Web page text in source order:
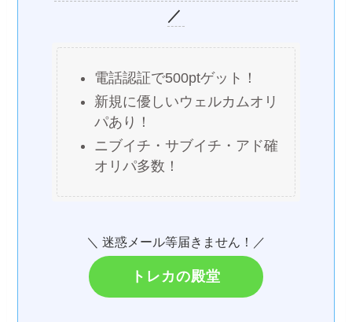
／
電話認証で500ptゲット！
新規に優しいウェルカムオリ
パあり！
ニブイチ・サブイチ・アド確
オリパ多数！
＼ 迷惑メール等届きません！／
トレカの殿堂